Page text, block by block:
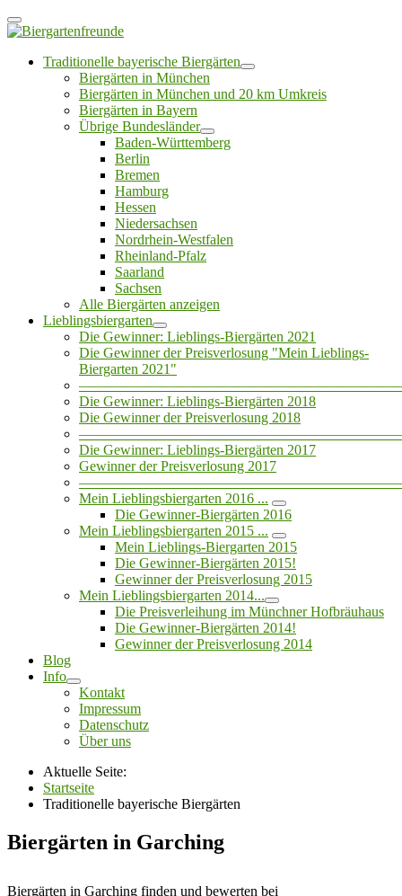
Traditionelle bayerische Biergärten
Biergärten in München
Biergärten in München und 20 km Umkreis
Biergärten in Bayern
Übrige Bundesländer
Baden-Württemberg
Berlin
Bremen
Hamburg
Hessen
Niedersachsen
Nordrhein-Westfalen
Rheinland-Pfalz
Saarland
Sachsen
Alle Biergärten anzeigen
Lieblingsbiergarten
Die Gewinner: Lieblings-Biergärten 2021
Die Gewinner der Preisverlosung "Mein Lieblings-
Biergarten 2021"
Die Gewinner: Lieblings-Biergärten 2018
Die Gewinner der Preisverlosung 2018
Die Gewinner: Lieblings-Biergärten 2017
Gewinner der Preisverlosung 2017
Mein Lieblingsbiergarten 2016 ...
Die Gewinner-Biergärten 2016
Mein Lieblingsbiergarten 2015 ...
Mein Lieblings-Biergarten 2015
Die Gewinner-Biergärten 2015!
Gewinner der Preisverlosung 2015
Mein Lieblingsbiergarten 2014...
Die Preisverleihung im Münchner Hofbräuhaus
Die Gewinner-Biergärten 2014!
Gewinner der Preisverlosung 2014
Blog
Info
Kontakt
Impressum
Datenschutz
Über uns
Aktuelle Seite:
Startseite
Traditionelle bayerische Biergärten
Biergärten in Garching
Biergärten in Garching finden und bewerten bei